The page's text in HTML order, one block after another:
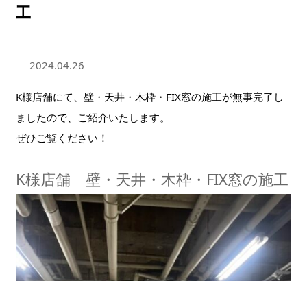
工
2024.04.26
K様店舗にて、壁・天井・木枠・FIX窓の施工が無事完了し
ましたので、ご紹介いたします。
ぜひご覧ください！
K様店舗 壁・天井・木枠・FIX窓の施工